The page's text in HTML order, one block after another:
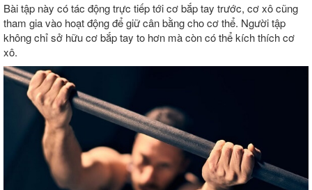
Bài tập này có tác động trực tiếp tới cơ bắp tay trước, cơ xô cũng
tham gia vào hoạt động để giữ cân bằng cho cơ thể. Người tập
không chỉ sở hữu cơ bắp tay to hơn mà còn có thể kích thích cơ
xô.